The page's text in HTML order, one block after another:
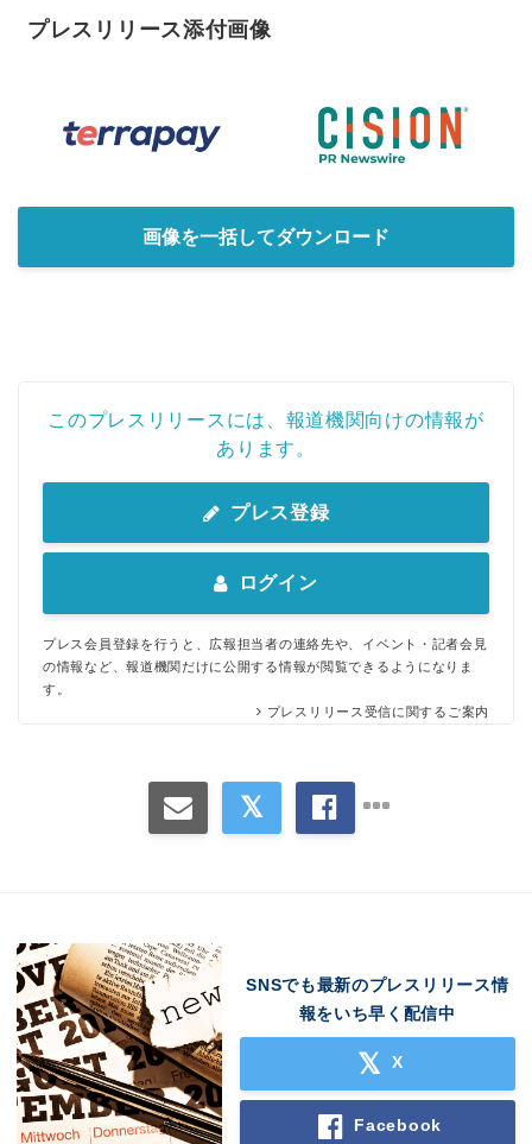
プレスリリース添付画像
画像を一括してダウンロード
このプレスリリースには、報道機関向けの情報が
あります。
プレス登録
ログイン
プレス会員登録を行うと、広報担当者の連絡先や、イベント・記者会見
の情報など、報道機関だけに公開する情報が閲覧できるようになりま
す。
プレスリリース受信に関するご案内
SNSでも最新のプレスリリース情
報をいち早く配信中
X
Facebook